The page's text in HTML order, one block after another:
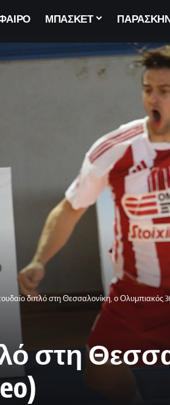
ΜΠΑΣΚΕΤ
διπλό στη Θεσσαλονίκη, ο Ολυμπιακός
στη